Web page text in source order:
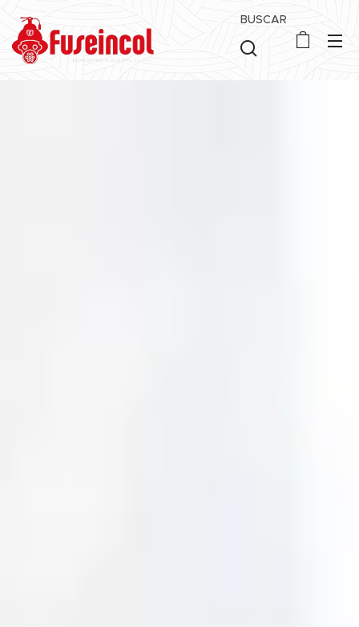
BUSCAR